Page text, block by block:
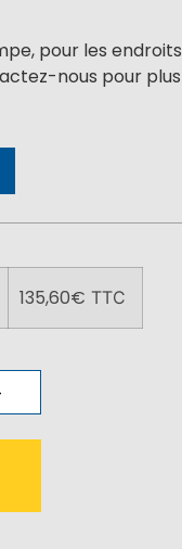
pour les endroits
nous pour plus
135,60€ TTC